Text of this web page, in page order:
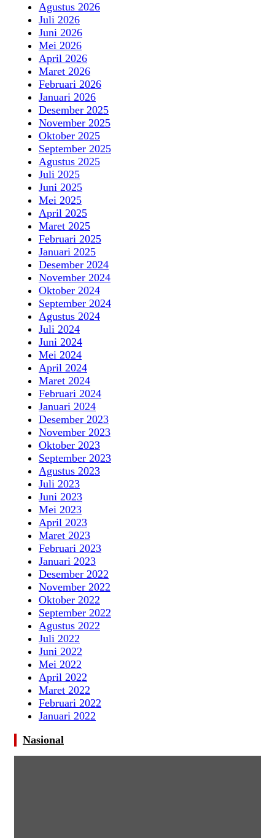
Agustus 2026
Juli 2026
Juni 2026
Mei 2026
April 2026
Maret 2026
Februari 2026
Januari 2026
Desember 2025
November 2025
Oktober 2025
September 2025
Agustus 2025
Juli 2025
Juni 2025
Mei 2025
April 2025
Maret 2025
Februari 2025
Januari 2025
Desember 2024
November 2024
Oktober 2024
September 2024
Agustus 2024
Juli 2024
Juni 2024
Mei 2024
April 2024
Maret 2024
Februari 2024
Januari 2024
Desember 2023
November 2023
Oktober 2023
September 2023
Agustus 2023
Juli 2023
Juni 2023
Mei 2023
April 2023
Maret 2023
Februari 2023
Januari 2023
Desember 2022
November 2022
Oktober 2022
September 2022
Agustus 2022
Juli 2022
Juni 2022
Mei 2022
April 2022
Maret 2022
Februari 2022
Januari 2022
Nasional